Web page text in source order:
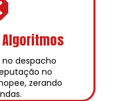
despacho
no
zerando